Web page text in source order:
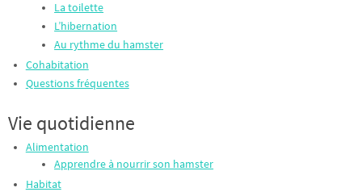
La toilette
L’hibernation
Au rythme du hamster
Cohabitation
Questions fréquentes
Vie quotidienne
Alimentation
Apprendre à nourrir son hamster
Habitat